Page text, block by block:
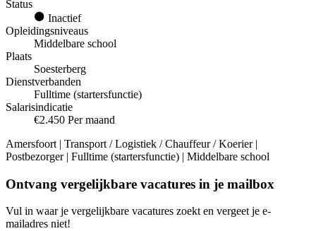
Status
Inactief
Opleidingsniveaus
Middelbare school
Plaats
Soesterberg
Dienstverbanden
Fulltime (startersfunctie)
Salarisindicatie
€2.450 Per maand
Amersfoort | Transport / Logistiek / Chauffeur / Koerier |
Postbezorger | Fulltime (startersfunctie) | Middelbare school
Ontvang vergelijkbare vacatures in je mailbox
Vul in waar je vergelijkbare vacatures zoekt en vergeet je e-
mailadres niet!